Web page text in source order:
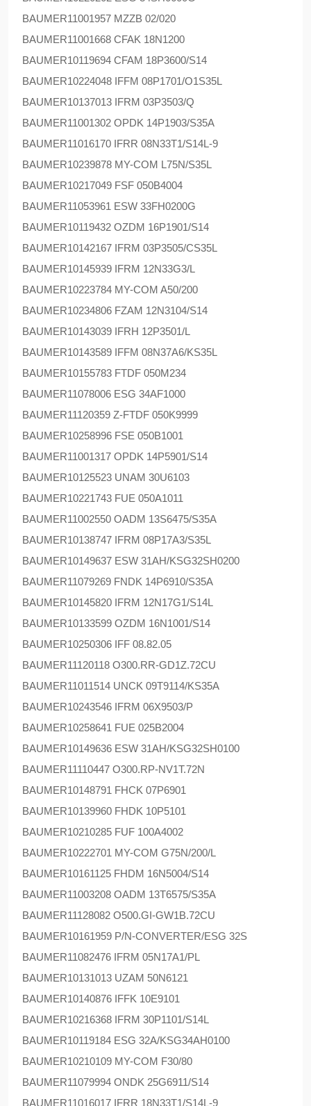
BAUMER11001957 MZZB 02/020
BAUMER11001668 CFAK 18N1200
BAUMER10119694 CFAM 18P3600/S14
BAUMER10224048 IFFM 08P1701/O1S35L
BAUMER10137013 IFRM 03P3503/Q
BAUMER11001302 OPDK 14P1903/S35A
BAUMER11016170 IFRR 08N33T1/S14L-9
BAUMER10239878 MY-COM L75N/S35L
BAUMER10217049 FSF 050B4004
BAUMER11053961 ESW 33FH0200G
BAUMER10119432 OZDM 16P1901/S14
BAUMER10142167 IFRM 03P3505/CS35L
BAUMER10145939 IFRM 12N33G3/L
BAUMER10223784 MY-COM A50/200
BAUMER10234806 FZAM 12N3104/S14
BAUMER10143039 IFRH 12P3501/L
BAUMER10143589 IFFM 08N37A6/KS35L
BAUMER10155783 FTDF 050M234
BAUMER11078006 ESG 34AF1000
BAUMER11120359 Z-FTDF 050K9999
BAUMER10258996 FSE 050B1001
BAUMER11001317 OPDK 14P5901/S14
BAUMER10125523 UNAM 30U6103
BAUMER10221743 FUE 050A1011
BAUMER11002550 OADM 13S6475/S35A
BAUMER10138747 IFRM 08P17A3/S35L
BAUMER10149637 ESW 31AH/KSG32SH0200
BAUMER11079269 FNDK 14P6910/S35A
BAUMER10145820 IFRM 12N17G1/S14L
BAUMER10133599 OZDM 16N1001/S14
BAUMER10250306 IFF 08.82.05
BAUMER11120118 O300.RR-GD1Z.72CU
BAUMER11011514 UNCK 09T9114/KS35A
BAUMER10243546 IFRM 06X9503/P
BAUMER10258641 FUE 025B2004
BAUMER10149636 ESW 31AH/KSG32SH0100
BAUMER11110447 O300.RP-NV1T.72N
BAUMER10148791 FHCK 07P6901
BAUMER10139960 FHDK 10P5101
BAUMER10210285 FUF 100A4002
BAUMER10222701 MY-COM G75N/200/L
BAUMER10161125 FHDM 16N5004/S14
BAUMER11003208 OADM 13T6575/S35A
BAUMER11128082 O500.GI-GW1B.72CU
BAUMER10161959 P/N-CONVERTER/ESG 32S
BAUMER11082476 IFRM 05N17A1/PL
BAUMER10131013 UZAM 50N6121
BAUMER10140876 IFFK 10E9101
BAUMER10216368 IFRM 30P1101/S14L
BAUMER10119184 ESG 32A/KSG34AH0100
BAUMER10210109 MY-COM F30/80
BAUMER11079994 ONDK 25G6911/S14
BAUMER11016017 IFRR 18N33T1/S14L-9